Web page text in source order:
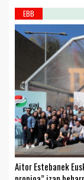
EBB
Aitor Estebanek